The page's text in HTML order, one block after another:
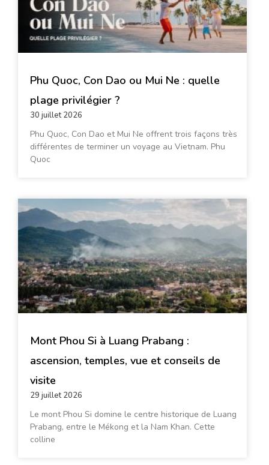
Phu Quoc, Con Dao ou Mui Ne : quelle
plage privilégier ?
30 juillet 2026
Phu Quoc, Con Dao et Mui Ne offrent trois façons très
différentes de terminer un voyage au Vietnam. Phu
Quoc
Mont Phou Si à Luang Prabang :
ascension, temples, vue et conseils de
visite
29 juillet 2026
Le mont Phou Si domine le centre historique de Luang
Prabang, entre le Mékong et la Nam Khan. Cette
colline